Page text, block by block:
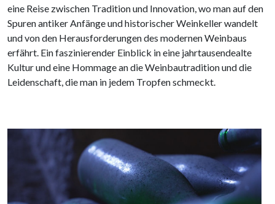
eine Reise zwischen Tradition und Innovation, wo man auf den
Spuren antiker Anfänge und historischer Weinkeller wandelt
und von den Herausforderungen des modernen Weinbaus
erfährt. Ein faszinierender Einblick in eine jahrtausendealte
Kultur und eine Hommage an die Weinbautradition und die
Leidenschaft, die man in jedem Tropfen schmeckt.